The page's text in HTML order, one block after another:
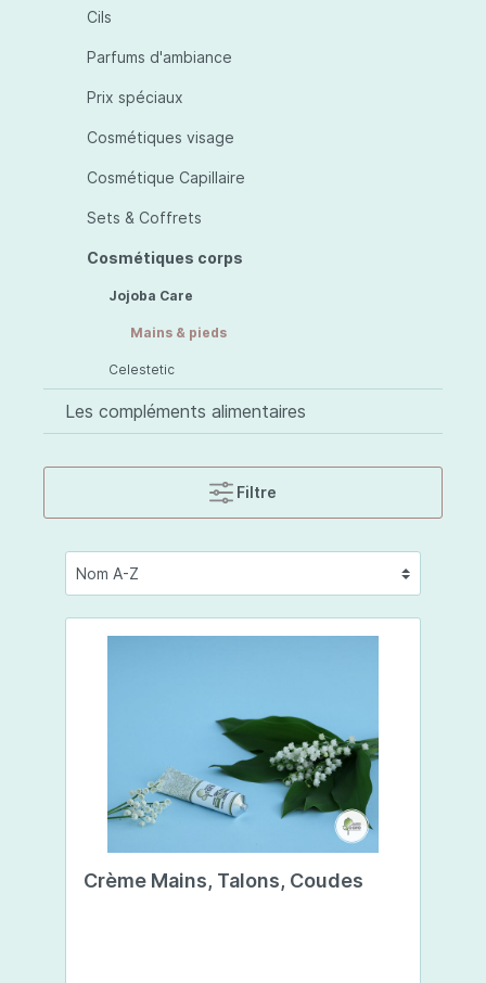
Cils
Parfums d'ambiance
Prix spéciaux
Cosmétiques visage
Cosmétique Capillaire
Sets & Coffrets
Cosmétiques corps
Jojoba Care
Mains & pieds
Celestetic
Les compléments alimentaires
Filtre
Crème Mains, Talons, Coudes